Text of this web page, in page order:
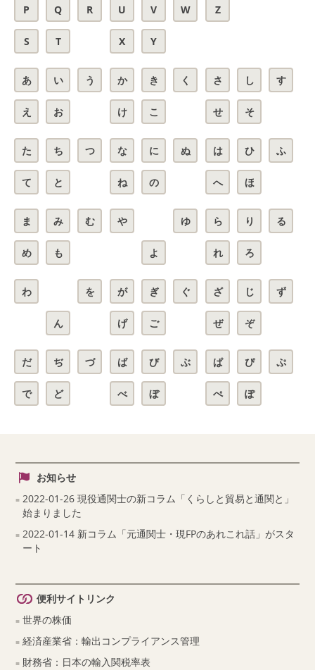
P Q R
S T
U V W
X Y
Z
あ い う
え お
か き く
け こ
さ し す
せ そ
た ち つ
て と
な に ぬ
ね の
は ひ ふ
へ ほ
ま み む
め も
や ゆ
よ
ら り る
れ ろ
わ を
ん
が ぎ ぐ
げ ご
ざ じ ず
ぜ ぞ
だ ぢ づ
で ど
ば び ぶ
べ ぼ
ぱ ぴ ぷ
ぺ ぽ
お知らせ
2022-01-26 現役通関士の新コラム「くらしと貿易と通関と」
始まりました
2022-01-14 新コラム「元通関士・現FPのあれこれ話」がスタ
ート
便利サイトリンク
世界の株価
経済産業省：輸出コンプライアンス管理
財務省：日本の輸入関税率表